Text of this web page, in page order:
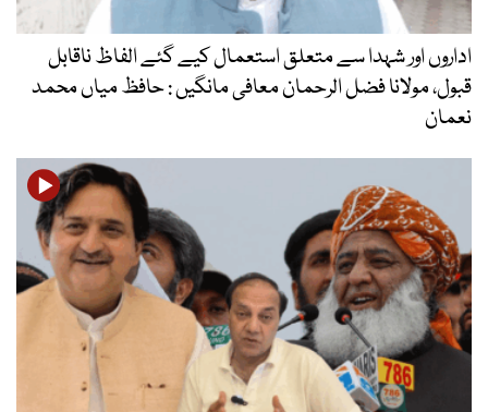
اداروں اور شہدا سے متعلق استعمال کیے گئے الفاظ ناقابل
قبول، مولانا فضل الرحمان معافی مانگیں : حافظ میاں محمد
نعمان